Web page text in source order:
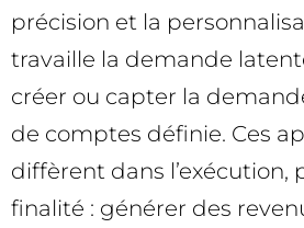
précision et la
travaille la demande
créer ou capter la
de comptes définie. Ces
diffèrent dans l’exécution,
finalité : générer des